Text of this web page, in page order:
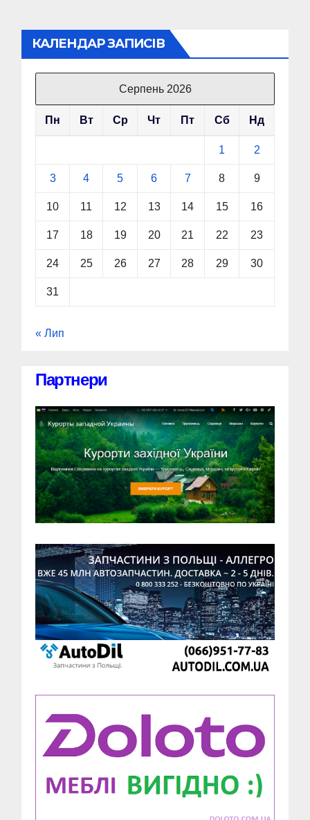
КАЛЕНДАР ЗАПИСІВ
Серпень 2026
Пн Вт Ср Чт Пт Сб Нд
1 2
3 4 5 6 7 8 9
10 11 12 13 14 15 16
17 18 19 20 21 22 23
24 25 26 27 28 29 30
31
« Лип
Партнери